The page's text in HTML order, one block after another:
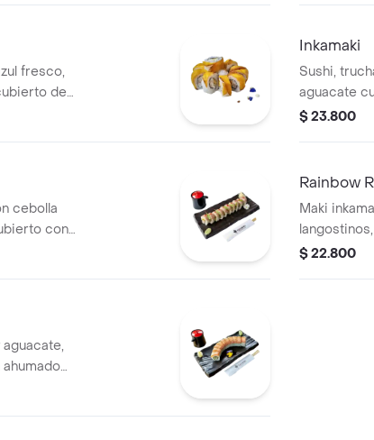
fresco,
de
Inkamaki
Sushi,
aguacate
elección
$ 23.800
cebolla
con
ponzu.
Rainbow
Maki inkamaki de trucha ahumada,
aguacate,
$ 22.800